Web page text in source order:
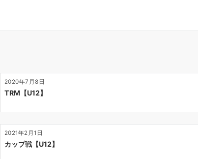
2020年7月8日
TRM【U12】
2021年2月1日
カップ戦【U12】